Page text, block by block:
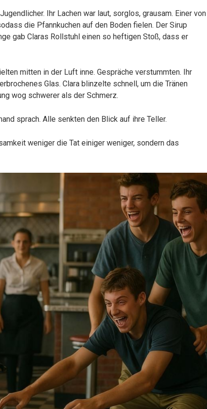
Ihr Lachen war laut, sorglos, grausam. Einer von
die Pfannkuchen auf den Boden fielen. Der Sirup
gab Claras Rollstuhl einen so heftigen Stoß, dass er
mitten in der Luft inne. Gespräche verstummten. Ihr
Glas. Clara blinzelte schnell, um die Tränen
wog schwerer als der Schmerz.
sprach. Alle senkten den Blick auf ihre Teller.
weniger die Tat einiger weniger, sondern das